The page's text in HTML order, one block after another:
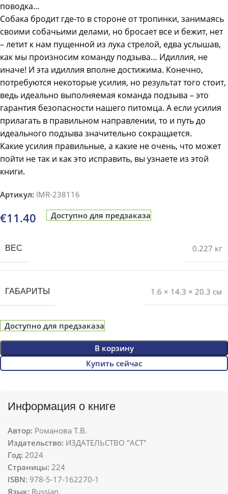
поводка…
Собака бродит где-то в стороне от тропинки, занимаясь
своими собачьими делами, но бросает все и бежит, нет
– летит к нам пущенной из лука стрелой, едва услышав,
как мы произносим команду подзыва… Идиллия, не
иначе! И эта идиллия вполне достижима. Конечно,
потребуются некоторые усилия, но результат того стоит,
ведь идеально выполняемая команда подзыва – это
гарантия безопасности нашего питомца. А если усилия
прилагать в правильном направлении, то и путь до
идеального подзыва значительно сокращается.
Какие усилия правильные, а какие не очень, что может
пойти не так и как это исправить, вы узнаете из этой
книги.
Артикул: IMR-238116
€11.40 Доступно для предзаказа
ВЕС 0.227 кг
ГАБАРИТЫ 1.6 × 14.3 × 20.3 см
Доступно для предзаказа
В корзину
Купить сейчас
Информация о книге
Автор: Романова Т.В.
Издательство: ИЗДАТЕЛЬСТВО "АСТ"
Год: 2024
Страницы: 224
ISBN: 978-5-17-162270-1
Язык: Russian